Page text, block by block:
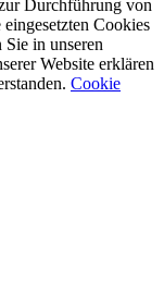
Durchführung von
Cookies
in unseren
Website erklären
Cookie